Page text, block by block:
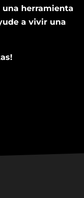
herramienta
a vivir una